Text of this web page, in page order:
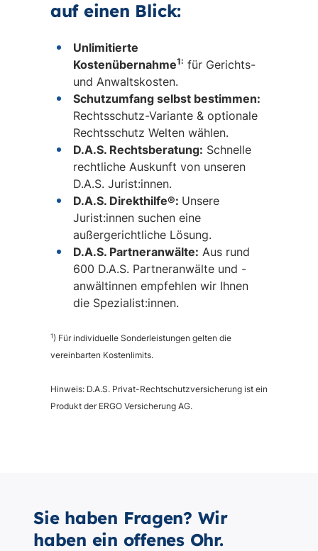
Sie haben Fragen? Wir
haben ein offenes Ohr.